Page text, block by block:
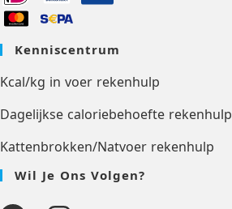
Kenniscentrum
Kcal/kg in voer rekenhulp
Dagelijkse caloriebehoefte rekenhulp
Kattenbrokken/Natvoer rekenhulp
Wil Je Ons Volgen?